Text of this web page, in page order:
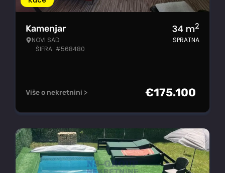
Kamenjar
NOVI SAD
ŠIFRA: #568480
34 m2
SPRATNA
Više o nekretnini > €175.100